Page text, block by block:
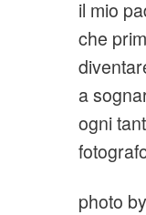
il mio
che
a
ogni
photo by